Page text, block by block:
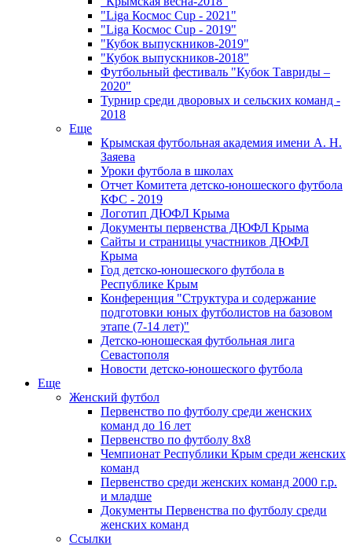
"Liga Космос Cup - 2021"
"Liga Космос Cup - 2019"
"Кубок выпускников-2019"
"Кубок выпускников-2018"
Футбольный фестиваль "Кубок Тавриды –
2020"
Турнир среди дворовых и сельских команд -
2018
Еще
Крымская футбольная академия имени А. Н.
Заяева
Уроки футбола в школах
Отчет Комитета детско-юношеского футбола
КФС - 2019
Логотип ДЮФЛ Крыма
Документы первенства ДЮФЛ Крыма
Сайты и страницы участников ДЮФЛ
Крыма
Год детско-юношеского футбола в
Республике Крым
Конференция "Структура и содержание
подготовки юных футболистов на базовом
этапе (7-14 лет)"
Детско-юношеская футбольная лига
Севастополя
Новости детско-юношеского футбола
Еще
Женский футбол
Первенство по футболу среди женских
команд до 16 лет
Первенство по футболу 8х8
Чемпионат Республики Крым среди женских
команд
Первенство среди женских команд 2000 г.р.
и младше
Документы Первенства по футболу среди
женских команд
Ссылки